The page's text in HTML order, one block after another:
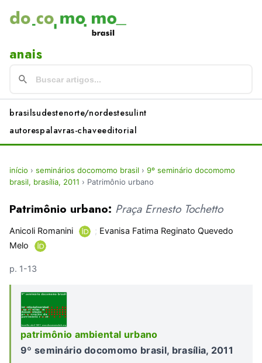
anais
brasilsudestenorte/nordestesulint
autorespalavras-chaveeditorial
início › seminários docomomo brasil › 9º seminário docomomo
brasil, brasília, 2011 › Patrimônio urbano
Patrimônio urbano: Praça Ernesto Tochetto
Anicoli Romanini ; Evanisa Fatima Reginato Quevedo
Melo
p. 1-13
patrimônio ambiental urbano
9º seminário docomomo brasil, brasília, 2011